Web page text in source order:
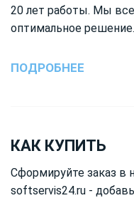
20 лет работы. Мы
оптимальное решение.
ПОДРОБНЕЕ
КАК КУПИТЬ
Сформируйте заказ в
softservis24.ru -